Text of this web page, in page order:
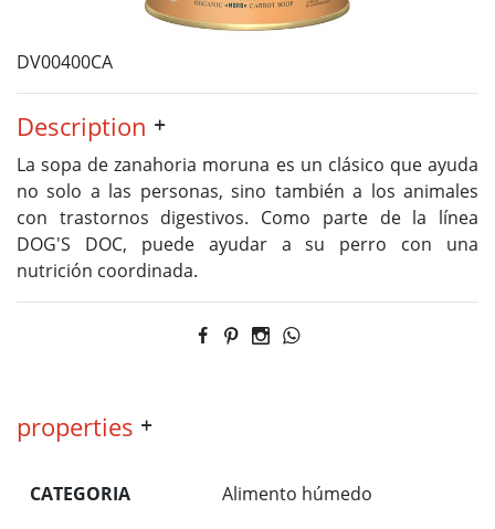
DV00400CA
Description
La sopa de zanahoria moruna es un clásico que ayuda
no solo a las personas, sino también a los animales
con trastornos digestivos. Como parte de la línea
DOG'S DOC, puede ayudar a su perro con una
nutrición coordinada.
properties
CATEGORIA Alimento húmedo